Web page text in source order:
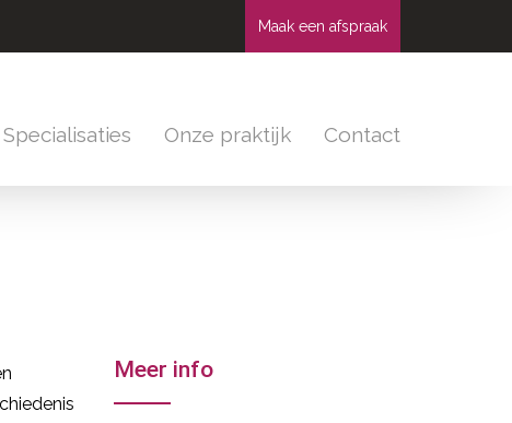
Maak een afspraak
Specialisaties Onze praktijk Contact
Meer info